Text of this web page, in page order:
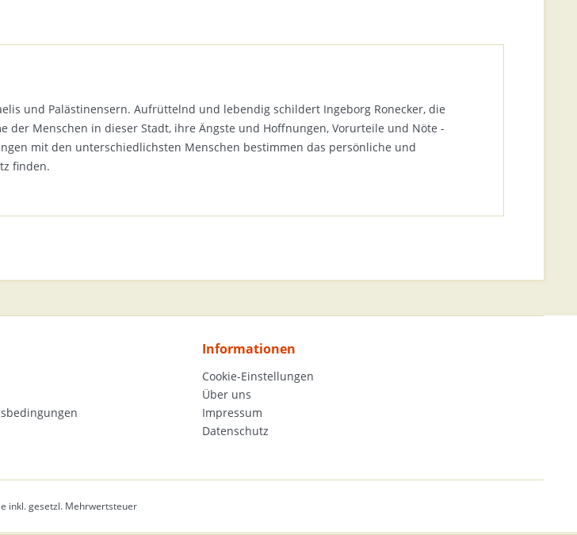
und Palästinensern. Aufrüttelnd und lebendig schildert Ingeborg Ronecker, die
der Menschen in dieser Stadt, ihre Ängste und Hoffnungen, Vorurteile und Nöte -
mit den unterschiedlichsten Menschen bestimmen das persönliche und
finden.
Informationen
Cookie-Einstellungen
Über uns
Impressum
Datenschutz
inkl. gesetzl. Mehrwertsteuer